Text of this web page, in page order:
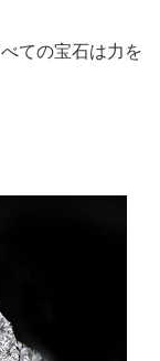
ての宝石は力を